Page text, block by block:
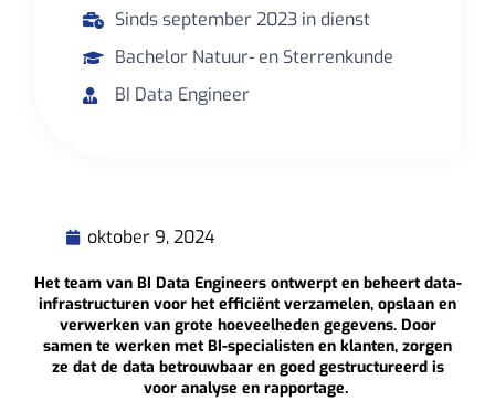
Sinds september 2023 in dienst
Bachelor Natuur- en Sterrenkunde
BI Data Engineer
oktober 9, 2024
Het team van BI Data Engineers ontwerpt en beheert data-
infrastructuren voor het efficiënt verzamelen, opslaan en
verwerken van grote hoeveelheden gegevens. Door
samen te werken met BI-specialisten en klanten, zorgen
ze dat de data betrouwbaar en goed gestructureerd is
voor analyse en rapportage.